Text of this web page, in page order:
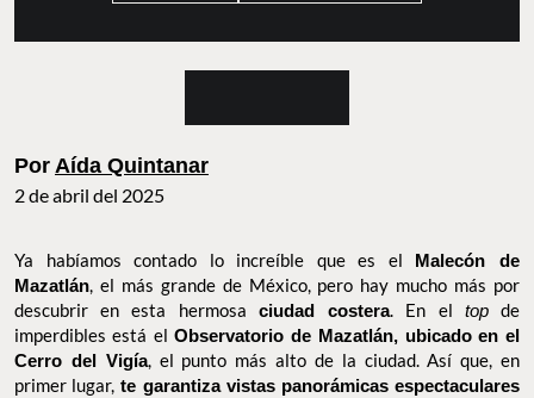
PorAída Quintanar
2 de abril del 2025
Ya habíamos contado lo increíble que es elMalecón de
Mazatlán, el más grande de México, pero hay mucho más por
descubrir en esta hermosaciudad costera. En el topde
imperdibles está el Observatorio de Mazatlán, ubicado en el
Cerro del Vigía, el punto más alto de la ciudad. Así que, en primer
lugar,te garantiza vistas panorámicas espectaculares de toda